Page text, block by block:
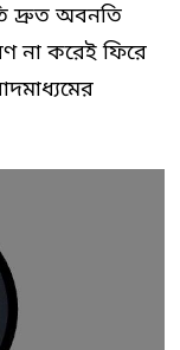
দ্রুত অবনতি
না করেই ফিরে